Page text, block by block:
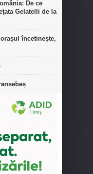
De ce
Gelatelli de la
încetinește,